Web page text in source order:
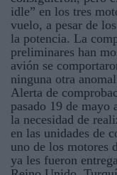
idle” en los tres
vuelo, a pesar de
la potencia. La
preliminares han
avión se
ninguna otra
Alerta de
pasado 19 de mayo
la necesidad de
en las unidades de
uno de los motores
ya les fueron